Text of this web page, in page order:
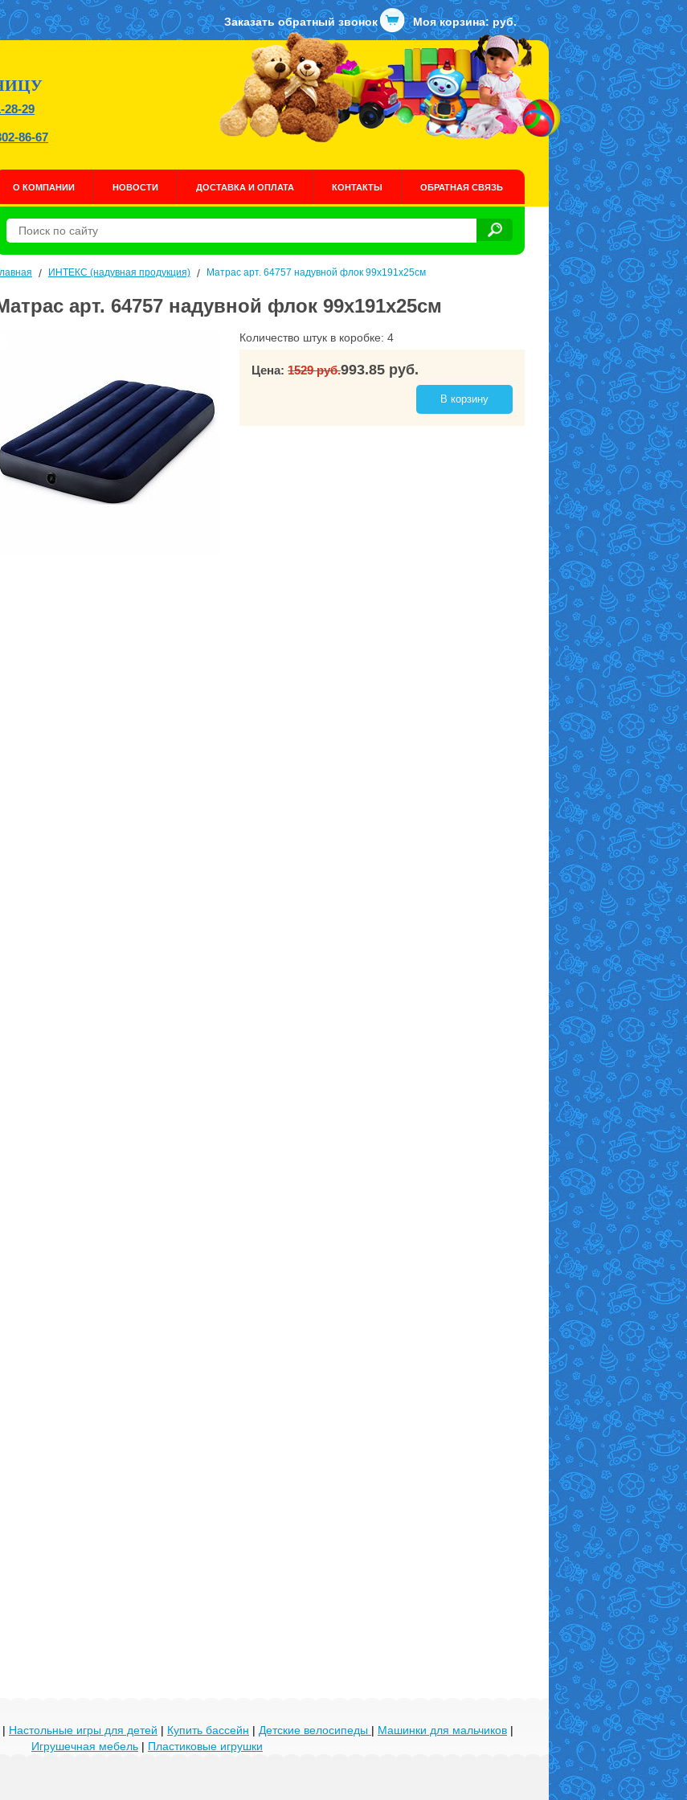
Заказать обратный звонок Моя корзина: руб.
28-29
86-67
О КОМПАНИИ НОВОСТИ ДОСТАВКА И ОПЛАТА КОНТАКТЫ ОБРАТНАЯ СВЯЗЬ
/ ИНТЕКС (надувная продукция) / Матрас арт. 64757 надувной флок 99х191х25см
арт. 64757 надувной флок 99х191х25см
Количество штук в коробке: 4
Цена: 1529 руб.993.85 руб.
В корзину
| Настольные игры для детей | Купить бассейн | Детские велосипеды | Машинки для мальчиков |
Игрушечная мебель | Пластиковые игрушки